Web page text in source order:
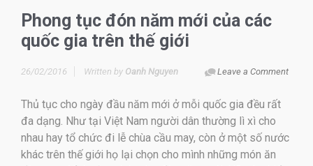
Phong tục đón năm mới của các
quốc gia trên thế giới
26/02/2016 Leave a Comment
Written by Oanh Nguyen
Thủ tục cho ngày đầu năm mới ở mỗi quốc gia đều rất
đa dạng. Như tại Việt Nam người dân thường lì xì cho
nhau hay tổ chức đi lễ chùa cầu may, còn ở một số nước
khác trên thế giới họ lại chọn cho mình những món ăn